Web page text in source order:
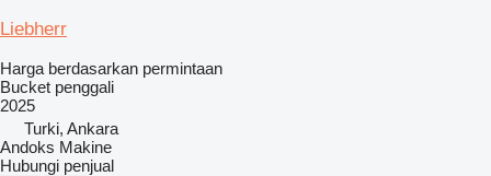
Liebherr
Harga berdasarkan permintaan
Bucket penggali
2025
Turki, Ankara
Andoks Makine
Hubungi penjual